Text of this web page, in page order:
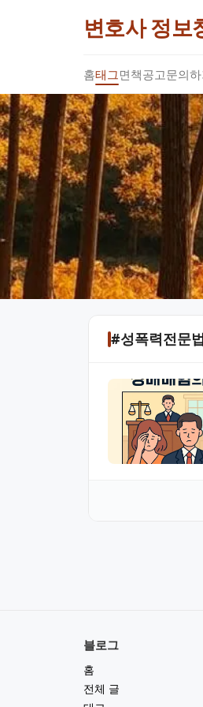
변호사 정보
홈태그면책공고문의
#성폭력전문
블로그
홈
전체 글